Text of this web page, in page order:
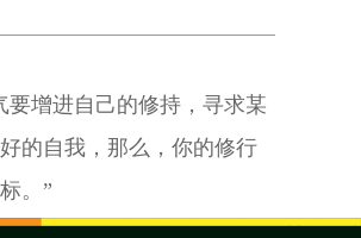
要增进自己的修持，寻求某
的自我，那么，你的修行
。”